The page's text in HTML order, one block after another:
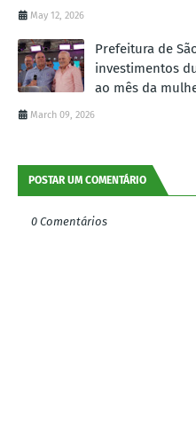
May 12, 2026
Prefeitura de
investimentos
ao mês da
March 09, 2026
POSTAR UM COMENTÁRIO
0 Comentários